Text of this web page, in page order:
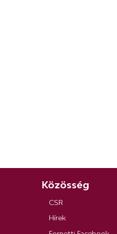
Közösség
CSR
Hírek